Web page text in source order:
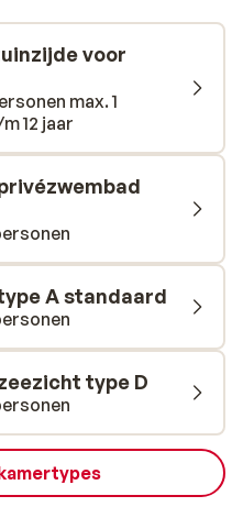
waterspeeltoestellen en
nooit meer het water
In het zwembad met
baantjes trekken en
je een potje
balletje slaan op 1 van
bewegen heb je vast trek
en een drankje heb je zo
Fast Food restaurant. Je
verwend in
exotisch tot BBQ het
In het knussere
lokale lekkernijen uit de
voor
max. 1
12 jaar
A standaard
type D